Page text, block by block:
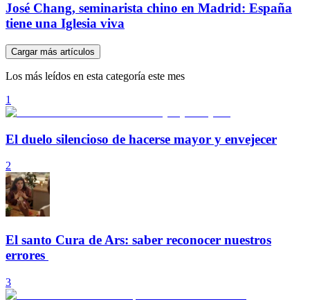
José Chang, seminarista chino en Madrid: España
tiene una Iglesia viva
Cargar más artículos
Los más leídos en esta categoría este mes
1
El duelo silencioso de hacerse mayor y envejecer
2
El santo Cura de Ars: saber reconocer nuestros
errores
3